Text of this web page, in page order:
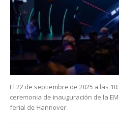
El 22 de septiembre de 2025 a las
ceremonia de inauguración de la
ferial de Hannover.